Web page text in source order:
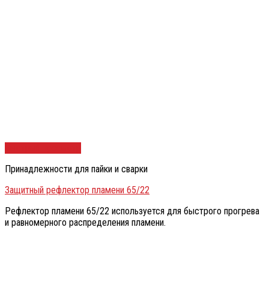
Принадлежности для пайки и сварки
Защитный рефлектор пламени 65/22
Рефлектор пламени 65/22 используется для быстрого прогрева
и равномерного распределения пламени.